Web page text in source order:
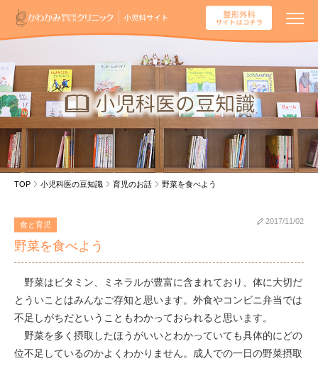
TOP 小児科医の豆知識 育児のお話 野菜を食べよう
食と育児
野菜を食べよう
2017/11/02
野菜はビタミン、ミネラルが豊富に含まれており、体に大切だ
とういことはみんなご存知と思います。外食やコンビニ弁当では
不足しがちだということもわかっておられると思います。
野菜を多く摂取したほうがいいとわかっていても具体的にどの
位不足しているのかよくわかりません。成人での一日の野菜摂取